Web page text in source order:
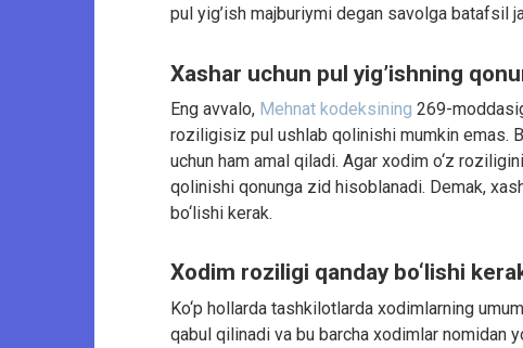
pul yig’ish majburiymi degan savolga batafsil
Xashar uchun pul yig’ishning
Eng avvalo, Mehnat kodeksining 269-
roziligisiz pul ushlab qolinishi mumkin emas.
uchun ham amal qiladi. Agar xodim o‘z
qolinishi qonunga zid hisoblanadi. Demak,
bo‘lishi kerak.
Xodim roziligi qanday bo‘lishi
Ko‘p hollarda tashkilotlarda xodimlarning
qabul qilinadi va bu barcha xodimlar nomidan